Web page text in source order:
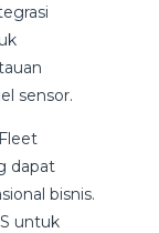
sensor.
dapat
bisnis.
untuk